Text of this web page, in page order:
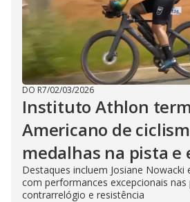
DO R7/02/03/2026
Instituto Athlon
Americano de
medalhas na pista e
Destaques incluem Josiane Nowacki
com performances excepcionais nas
contrarrelógio e resistência